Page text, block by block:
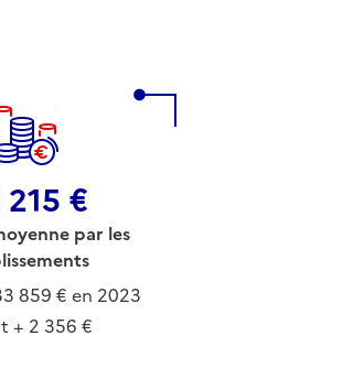
€
par les
859 € en 2023
+ 2 356 €